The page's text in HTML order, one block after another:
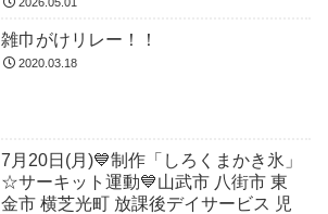
雑巾がけリレー！！
2020.03.18
7月20日(月)💙制作「しろくまかき氷」
☆サーキット運動💙山武市 八街市 東
金市 横芝光町 放課後デイサービス 児